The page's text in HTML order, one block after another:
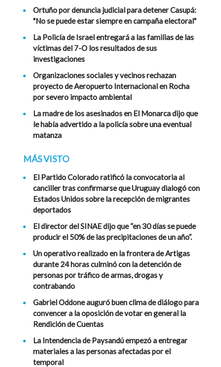
Ortuño por denuncia judicial para detener Casupá:
"No se puede estar siempre en campaña electoral"
La Policía de Israel entregará a las familias de las
víctimas del 7-O los resultados de sus
investigaciones
Organizaciones sociales y vecinos rechazan
proyecto de Aeropuerto Internacional en Rocha
por severo impacto ambiental
La madre de los asesinados en El Monarca dijo que
le había advertido a la policía sobre una eventual
matanza
MÁS VISTO
El Partido Colorado ratificó la convocatoria al
canciller tras confirmarse que Uruguay dialogó con
Estados Unidos sobre la recepción de migrantes
deportados
El director del SINAE dijo que “en 30 días se puede
producir el 50% de las precipitaciones de un año”.
Un operativo realizado en la frontera de Artigas
durante 24 horas culminó con la detención de
personas por tráfico de armas, drogas y
contrabando
Gabriel Oddone auguró buen clima de diálogo para
convencer a la oposición de votar en general la
Rendición de Cuentas
La Intendencia de Paysandú empezó a entregar
materiales a las personas afectadas por el
temporal